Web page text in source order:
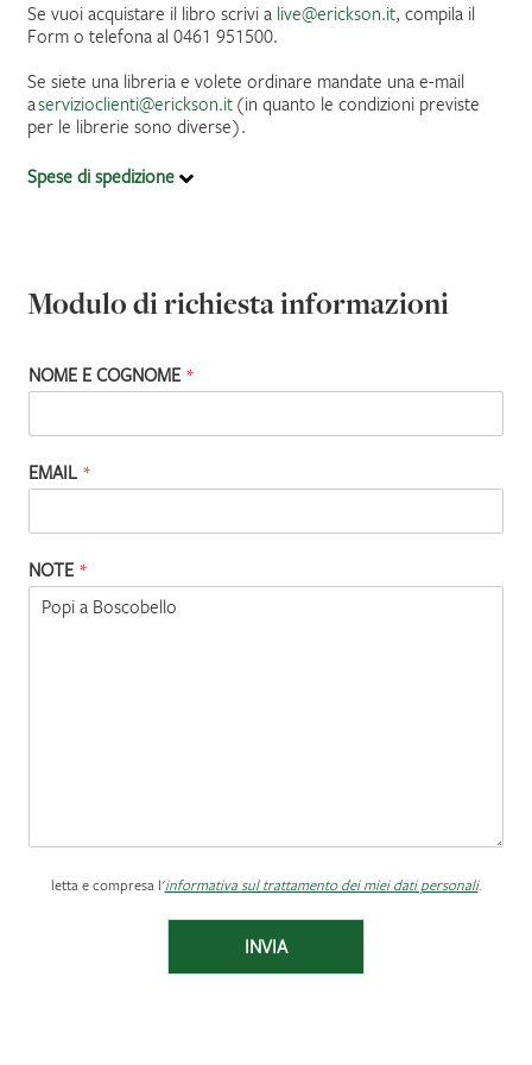
IL MIO PROFILO
Se vuoi acquistare il libro scrivi a live@erickson.it, compila il
Form o telefona al 0461 951500.
Se siete una libreria e volete ordinare mandate una e-mail
aservizioclienti@erickson.it(in quanto le condizioni previste
per le librerie sono diverse).
Spese di spedizione
Modulo di richiesta informazioni
NOME E COGNOME *
EMAIL *
NOTE *
letta e compresa l'informativa sul trattamento dei miei dati personali.
INVIA